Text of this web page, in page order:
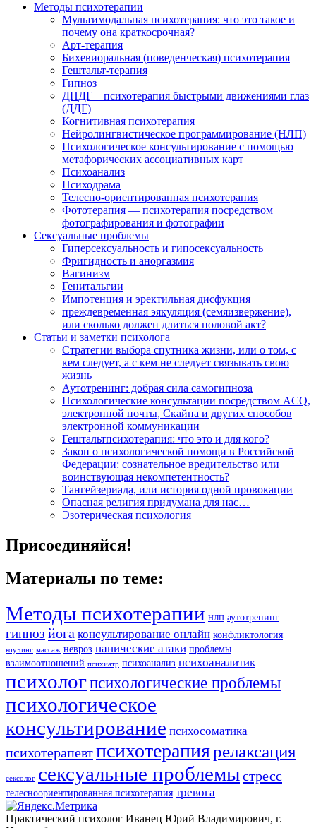
Методы психотерапии
Мультимодальная психотерапия: что это такое и
почему она краткосрочная?
Арт-терапия
Бихевиоральная (поведенческая) психотерапия
Гештальт-терапия
Гипноз
ДПДГ – психотерапия быстрыми движениями глаз
(ДДГ)
Когнитивная психотерапия
Нейролингвистическое программирование (НЛП)
Психологическое консультирование с помощью
метафорических ассоциативных карт
Психоанализ
Психодрама
Телесно-ориентированная психотерапия
Фототерапия — психотерапия посредством
фотографирования и фотографии
Сексуальные проблемы
Гиперсексуальность и гипосексуальность
Фригидность и аноргазмия
Вагинизм
Генитальгии
Импотенция и эректильная дисфукция
преждевременная эякуляция (семяизвержение),
или сколько должен длиться половой акт?
Статьи и заметки психолога
Стратегии выбора спутника жизни, или о том, с
кем следует, а с кем не следует связывать свою
жизнь
Аутотренинг: добрая сила самогипноза
Психологические консультации посредством ACQ,
электронной почты, Скайпа и других способов
электронной коммуникации
Гештальтпсихотерапия: что это и для кого?
Закон о психологической помощи в Российской
Федерации: сознательное вредительство или
воинствующая некомпетентность?
Тангейзериада, или история одной провокации
Опасная религия придумана для нас…
Эзотерическая психология
Присоединяйся!
Материалы по теме:
Методы психотерапии НЛП аутотренинг
гипноз йога консультирование онлайн конфликтология
коучинг массаж невроз панические атаки проблемы
взаимоотношений психиатр психоанализ психоаналитик
психологпсихологические проблемы
психологическое
консультирование психосоматика
психотерапевтпсихотерапиярелаксация
сексолог сексуальные проблемыстресс
телесноориентированная психотерапия тревога
Практический психолог Иванец Юрий Владимирович, г.